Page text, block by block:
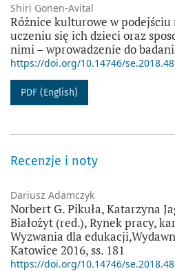
Shiri Gonen-Avital
Różnice kulturowe w
uczeniu się ich dzieci oraz
nimi – wprowadzenie do
https://doi.org/10.14746/
PDF (English)
Recenzje i noty
Dariusz Adamczyk
Norbert G. Pikuła, Katarzyna
Białożyt (red.), Rynek pracy,
Wyzwania dla
Katowice 2016, ss. 181
https://doi.org/10.14746/